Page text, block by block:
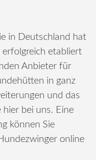
in Deutschland hat
etabliert
Anbieter für
in ganz
und das
bei uns. Eine
können Sie
online